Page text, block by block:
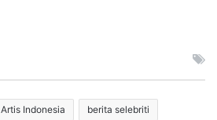
Artis Indonesia berita selebriti